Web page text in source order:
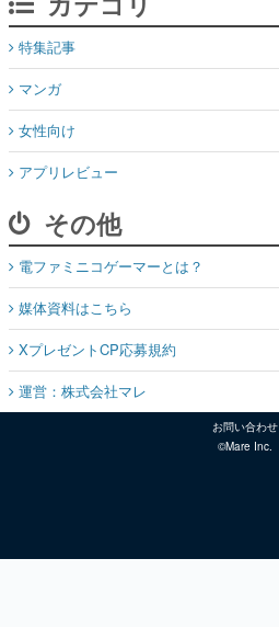
特集記事
マンガ
女性向け
アプリレビュー
その他
電ファミニコゲーマーとは？
媒体資料はこちら
XプレゼントCP応募規約
運営：株式会社マレ
お問い合わせ
©Mare Inc.